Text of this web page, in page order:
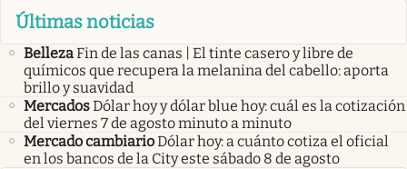
Últimas noticias
BellezaFin de las canas | El tinte casero y libre de
químicos que recupera la melanina del cabello: aporta
brillo y suavidad
MercadosDólar hoy y dólar blue hoy: cuál es la cotización
del viernes 7 de agosto minuto a minuto
Mercado cambiarioDólar hoy: a cuánto cotiza el oficial
en los bancos de la City este sábado 8 de agosto